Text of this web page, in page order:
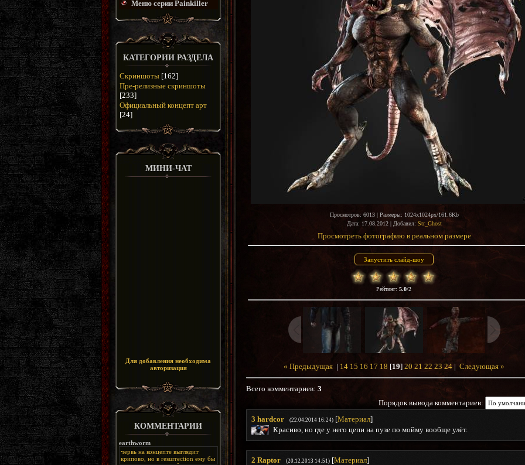
Меню серии Painkiller
КАТЕГОРИИ РАЗДЕЛА
Скриншоты [162]
Пре-релизные скриншоты
[233]
Официальный концепт арт
[24]
МИНИ-ЧАТ
Для добавления необходима
авторизация
КОММЕНТАРИИ
earthworm
червь на концепте выглядит
крипово, но в resurrection ему бы
Просмотров: 6013 | Размеры: 1024x1024px/161.6Kb
Дата: 17.08.2012 | Добавил: Str_Ghost
Просмотреть фотографию в реальном размере
Рейтинг: 5.0/2
« Предыдущая | 14 15 16 17 18 [19] 20 21 22 23 24 | Следующая »
Всего комментариев: 3
Порядок вывода комментариев:
3 hardcor (22.04.2014 16:24) [Материал]
Красиво, но где у него цепи на пузе по мойму вообще улёт.
2 Raptor (20.12.2013 14:51) [Материал]